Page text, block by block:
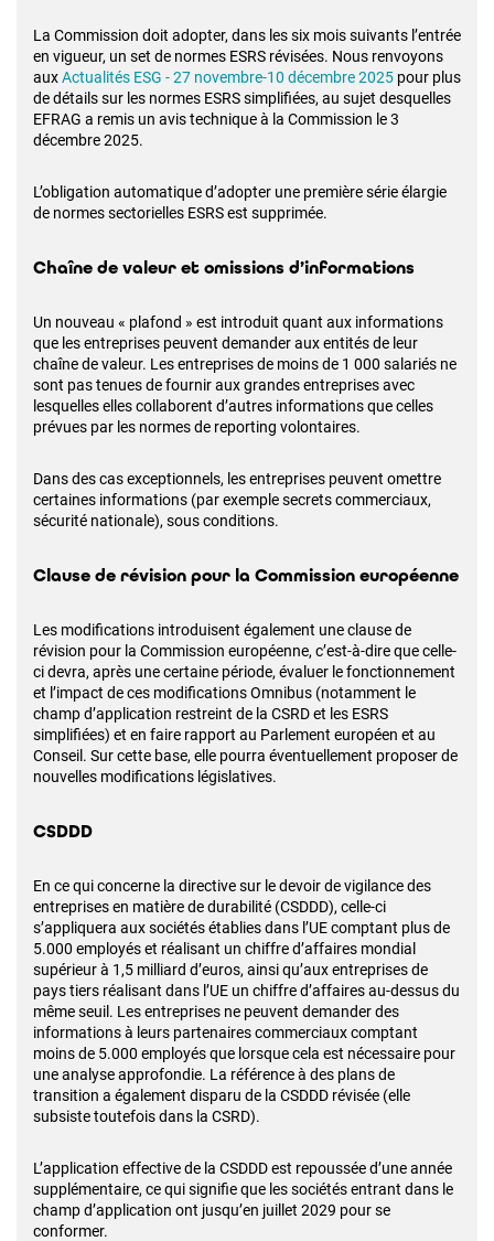
La Commission doit adopter, dans les six mois suivants l’entrée
en vigueur, un set de normes ESRS révisées. Nous renvoyons
auxActualités ESG - 27 novembre-10 décembre 2025 pour plus
de détails sur les normes ESRS simplifiées, au sujet desquelles
EFRAG a remis un avis technique à la Commission le 3
décembre 2025.
L’obligation automatique d’adopter une première série élargie
de normes sectorielles ESRS est supprimée.
Chaîne de valeur et omissions d’informations
Un nouveau « plafond » est introduit quant aux informations
que les entreprises peuvent demander aux entités de leur
chaîne de valeur. Les entreprises de moins de 1 000 salariés ne
sont pas tenues de fournir aux grandes entreprises avec
lesquelles elles collaborent d’autres informations que celles
prévues par les normes de reporting volontaires.
Dans des cas exceptionnels, les entreprises peuvent omettre
certaines informations (par exemple secrets commerciaux,
sécurité nationale), sous conditions.
Clause de révision pour la Commission européenne
Les modifications introduisent également une clause de
révision pour la Commission européenne, c’est-à-dire que celle-
ci devra, après une certaine période, évaluer le fonctionnement
et l’impact de ces modifications Omnibus (notamment le
champ d’application restreint de la CSRD et les ESRS
simplifiées) et en faire rapport au Parlement européen et au
Conseil. Sur cette base, elle pourra éventuellement proposer de
nouvelles modifications législatives.
CSDDD
En ce qui concerne la directive sur le devoir de vigilance des
entreprises en matière de durabilité (CSDDD), celle-ci
s’appliquera aux sociétés établies dans l’UE comptant plus de
5.000 employés et réalisant un chiffre d’affaires mondial
supérieur à 1,5 milliard d’euros, ainsi qu’aux entreprises de
pays tiers réalisant dans l’UE un chiffre d’affaires au-dessus du
même seuil. Les entreprises ne peuvent demander des
informations à leurs partenaires commerciaux comptant
moins de 5.000 employés que lorsque cela est nécessaire pour
une analyse approfondie. La référence à des plans de
transition a également disparu de la CSDDD révisée (elle
subsiste toutefois dans la CSRD).
L’application effective de la CSDDD est repoussée d’une année
supplémentaire, ce qui signifie que les sociétés entrant dans le
champ d’application ont jusqu’en juillet 2029 pour se
conformer.